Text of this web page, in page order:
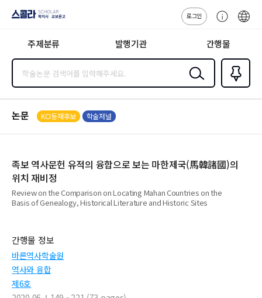
지사·교보문고
로그인
센
주제분류 발행기관 간행물
검색
즐겨찾
기0
논문 KCI등재후보 학술저널
족보 역사문헌 유적의 융합으로 보는 마한제국(馬韓諸國)의
위치 재비정
Review on the Comparison on Locating Mahan Countries on the
Basis of Genealogy, Historical Literature and Historic Sites
간행물 정보
바른역사학술원
역사와 융합
제6호